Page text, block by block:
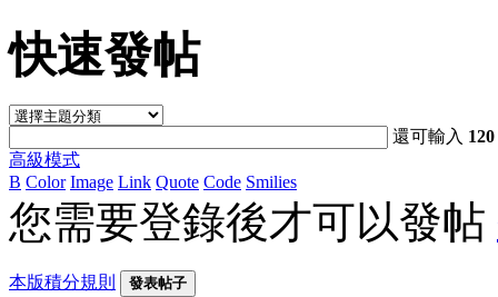
快速發帖
還可輸入 120
高級模式
B Color Image Link Quote Code Smilies
您需要登錄後才可以發帖
本版積分規則 發表帖子